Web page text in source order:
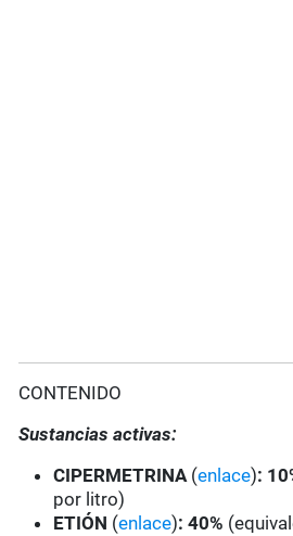
CONTENIDO
Sustancias activas:
CIPERMETRINA (enlace):
por litro)
ETIÓN (enlace): 40%